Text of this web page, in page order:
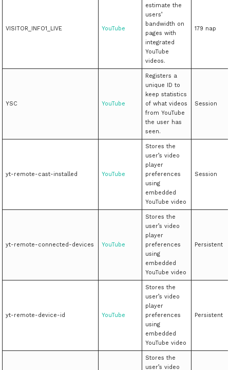
VISITOR_INFO1_LIVE YouTube
estimate the
users’
bandwidth on
pages with
integrated
YouTube
videos.
179 nap
YSC YouTube
Registers a
unique ID to
keep statistics
of what videos
from YouTube
the user has
seen.
Session
yt-remote-cast-installed YouTube
Stores the
user’s video
player
preferences
using
embedded
YouTube video
Session
yt-remote-connected-devices YouTube
Stores the
user’s video
player
preferences
using
embedded
YouTube video
Persistent
yt-remote-device-id YouTube
Stores the
user’s video
player
preferences
using
embedded
YouTube video
Persistent
Stores the
user’s video